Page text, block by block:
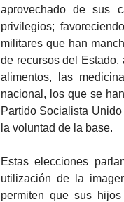
aprovechado de sus
privilegios;
militares que han
de recursos del
alimentos, las
nacional, los que se
Partido Socialista
la voluntad de la base.
Estas elecciones
utilización de la
permiten que sus